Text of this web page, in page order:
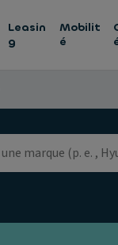
Leasin
g
Mobilit
é